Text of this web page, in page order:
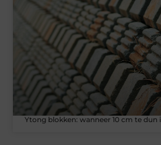
Ytong blokken: wanneer 10 cm te